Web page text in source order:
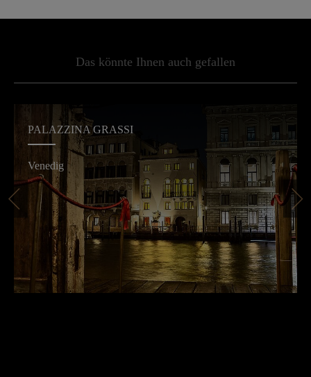
Das könnte Ihnen auch gefallen
PALAZZINA GRASSI
Venedig